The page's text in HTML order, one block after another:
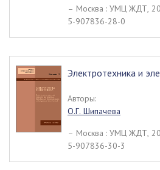
– Москва : УМЦ ЖДТ,
5-907836-28-0
Электротехника и
Авторы:
О.Г. Шипачева
– Москва : УМЦ ЖДТ,
5-907836-30-3